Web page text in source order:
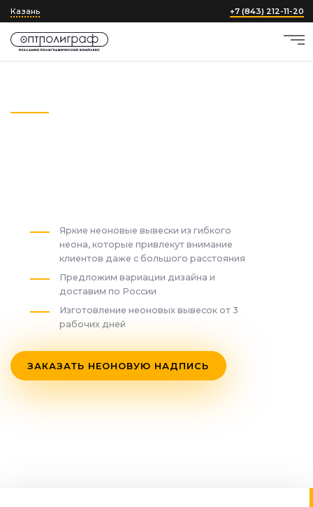
Казань +7 (843) 212-11-20
Яркие неоновые вывески из гибкого
неона, которые привлекут внимание
клиентов даже с большого расстояния
Предложим вариации дизайна и
доставим по России
Изготовление неоновых вывесок от 3
рабочих дней
ЗАКАЗАТЬ НЕОНОВУЮ НАДПИСЬ